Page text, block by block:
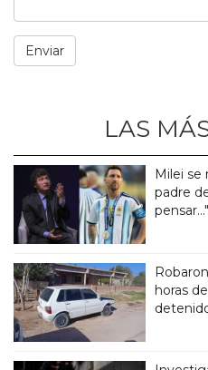
LAS
Milei se
padre
pensar..."
horas